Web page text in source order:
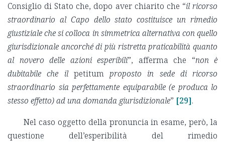
Consiglio di Stato che, dopo aver chiarito che “il ricorso
straordinario al Capo dello stato costituisce un rimedio
giustiziale che si colloca in simmetrica alternativa con quello
giurisdizionale ancorché di più ristretta praticabilità quanto
al novero delle azioni esperibili”, afferma che “non è
dubitabile che il petitumproposto in sede di ricorso
straordinario sia perfettamente equiparabile (e produca lo
stesso effetto) ad una domanda giurisdizionale” [29].
Nel caso oggetto della pronuncia in esame, però, la
questione dell’esperibilità del rimedio